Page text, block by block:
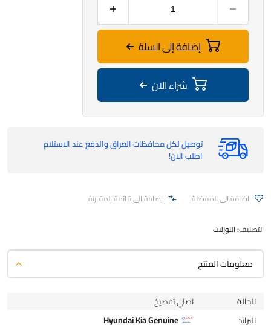
إضافة إلى السلة
شراء الان
توصيل لكل محافظات العراق والدفع عند الاستلام
اطلب الان!
اضافة الى المفضلة اضافة الى قائمة المقارنة
التصنيف:النوزلات
معلومات المنتج
الحالة
اصلي تفصيخ
البراند
Hyundai Kia Genuine